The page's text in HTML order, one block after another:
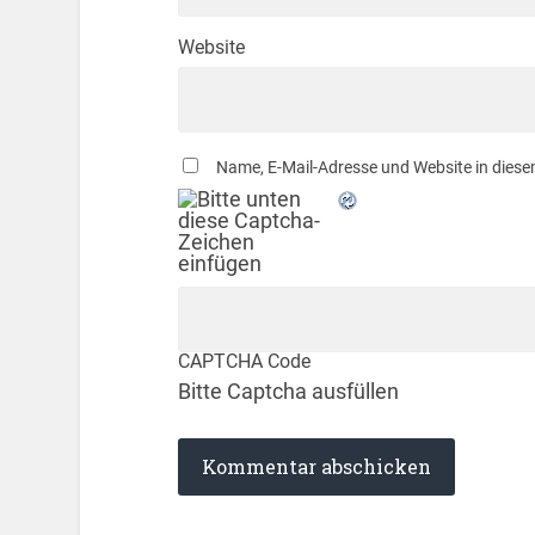
Website
Name, E-Mail-Adresse und Website in
CAPTCHA Code
Bitte Captcha ausfüllen